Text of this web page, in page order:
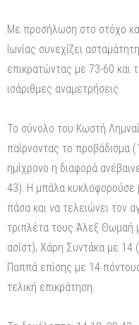
Με προσήλωση στο στόχο
Ιωνίας συνεχίζει
επικρατώντας με 73-60 και
ισάριθμες αναμετρήσεις.
Το σύνολο του Κωστή
παίρνοντας το προβάδισμα
ημίχρονο η διαφορά
43). Η μπάλα κυκλοφορούσε
πάσα και να τελειώνει τον
τριπλέτα τους Άλεξ Θωμαή
ασίστ), Χάρη Συντάκα με 14
Παππά επίσης με 14
τελική επικράτηση.